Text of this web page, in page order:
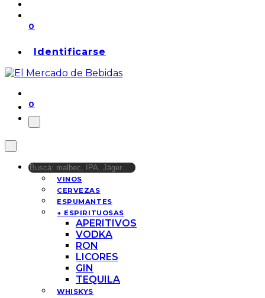
0
Identificarse
0
VINOS
CERVEZAS
ESPUMANTES
+ ESPIRITUOSAS
APERITIVOS
VODKA
RON
LICORES
GIN
TEQUILA
WHISKYS